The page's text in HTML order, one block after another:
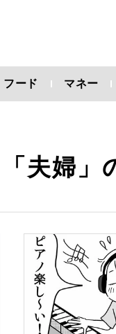
フード マネー
「夫婦